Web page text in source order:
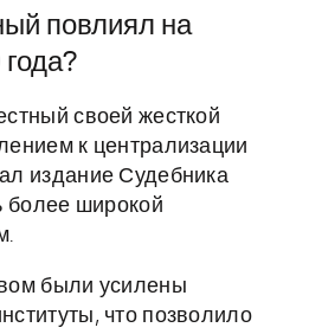
повлиял на
своей жесткой
к централизации
издание Судебника
более широкой
были усилены
что позволило